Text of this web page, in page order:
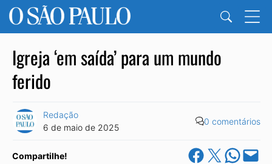
Igreja ‘em saída’ para um mundo
ferido
Redação
6 de maio de 2025
0 comentários
Compartilhe! Share on Facebook
Share on X Share on
Email this